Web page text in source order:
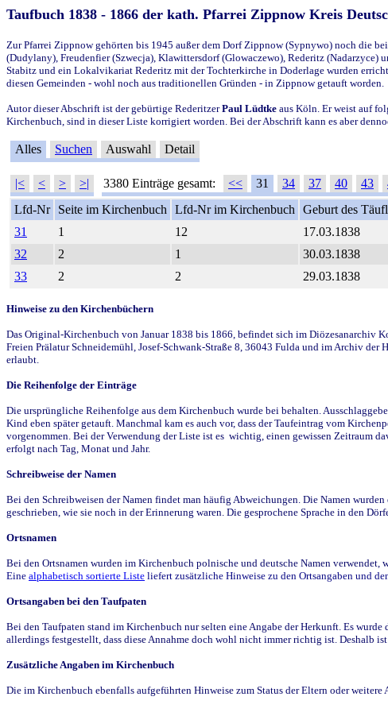
Taufbuch 1838 - 1866 der kath. Pfarrei Zippnow Kreis
Zur Pfarrei Zippnow gehörten bis 1945 außer dem Dorf Zippnow (Sypnywo) noch die
(Dudylany), Freudenfier (Szwecja), Klawittersdorf (Glowaczewo), Rederitz
Stabitz und ein Lokalvikariat Rederitz mit der Tochterkirche in Doderlage wurden
diesen Gemeinden - wohl noch aus traditionellen Gründen - in Zippnow getauft worden.
Autor dieser Abschrift ist der gebürtige RederitzerPaul Lüdtke aus Köln. Er weist auf
Kirchenbuch, sind in dieser Liste korrigiert worden. Bei der Abschrift kann es aber
Alles Suchen Auswahl Detail
|< < > >| 3380 Einträge gesamt: << 31 34 37 40 43
Lfd-Nr
Seite im Kirchenbuch Lfd-Nr im Kirchenbuch Geburt des
31
1 12 17.03.1838
32
2 1 30.03.1838
33
2 2 29.03.1838
Hinweise zu den Kirchenbüchern
Das Original-Kirchenbuch von Januar 1838 bis 1866, befindet sich im Diözesanarchiv
Freien Prälatur Schneidemühl, Josef-Schwank-Straße 8, 36043 Fulda und im Archiv
erlaubt.
Die Reihenfolge der Einträge
Die ursprüngliche Reihenfolge aus dem Kirchenbuch wurde bei behalten.
Kind eben später getauft. Manchmal kam es auch vor, dass der Taufeintrag vom
vorgenommen. Bei der Verwendung der Liste ist es wichtig, einen gewissen Zeitraum
erfolgt nach Tag, Monat und Jahr.
Schreibweise der Namen
Bei den Schreibweisen der Namen findet man häufig Abweichungen. Die Namen
geschrieben, wie sie noch in der Erinnerung waren. Die gesprochene Sprache in den
Ortsnamen
Bei den Ortsnamen wurden im Kirchenbuch polnische und deutsche Namen
Eine alphabetisch sortierte Liste liefert zusätzliche Hinweise zu den Ortsangaben und
Ortsangaben bei den Taufpaten
Bei den Taufpaten stand im Kirchenbuch nur selten eine Angabe der Herkunft. Es
allerdings festgestellt, dass diese Annahme doch wohl nicht immer richtig ist. Deshalb
Zusätzliche Angaben im Kirchenbuch
Die im Kirchenbuch ebenfalls aufgeführten Hinweise zum Status der Eltern oder weitere